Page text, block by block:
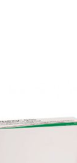
5 %
braucht
und unsere